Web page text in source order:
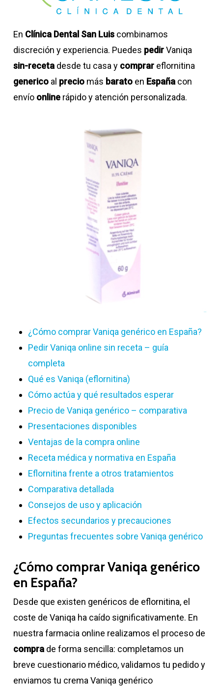
En Clínica Dental San Luiscombinamos
discreción y experiencia. Puedes pedirVaniqa
sin-recetadesde tu casa y comprareflornitina
genericoal preciomás baratoen Españacon
envío onlinerápido y atención personalizada.
¿Cómo comprar Vaniqa genérico en España?
Pedir Vaniqa online sin receta – guía
completa
Qué es Vaniqa (eflornitina)
Cómo actúa y qué resultados esperar
Precio de Vaniqa genérico – comparativa
Presentaciones disponibles
Ventajas de la compra online
Receta médica y normativa en España
Eflornitina frente a otros tratamientos
Comparativa detallada
Consejos de uso y aplicación
Efectos secundarios y precauciones
Preguntas frecuentes sobre Vaniqa genérico
¿Cómo comprar Vaniqa genérico
en España?
Desde que existen genéricos de eflornitina, el
coste de Vaniqa ha caído significativamente. En
nuestra farmacia online realizamos el proceso de
comprade forma sencilla: completamos un
breve cuestionario médico, validamos tu pedido y
enviamos tu crema Vaniqa genérico